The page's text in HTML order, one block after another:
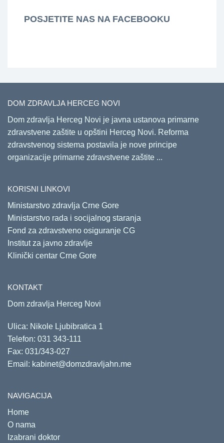
POSJETITE NAS NA FACEBOOKU
DOM ZDRAVLJA HERCEG NOVI
Dom zdravlja Herceg Novi je javna ustanova primarne
zdravstvene zaštite u opštini Herceg Novi. Reforma
zdravstvenog sistema postavila je nove principe
organizacije primarne zdravstvene zaštite ...
KORISNI LINKOVI
Ministarstvo zdravlja Crne Gore
Ministarstvo rada i socijalnog staranja
Fond za zdravstveno osiguranje CG
Institut za javno zdravlje
Klinički centar Crne Gore
KONTAKT
Dom zdravlja Herceg Novi
Ulica: Nikole Ljubibratica 1
Telefon: 031 343-111
Fax: 031/343-027
Email: kabinet@domzdravljahn.me
NAVIGACIJA
Home
O nama
Izabrani doktor